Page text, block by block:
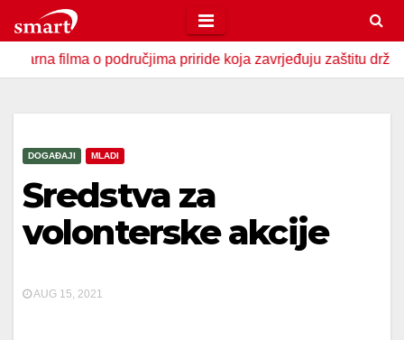
to
contento područjima priride koja zavrjeđuju zaštitu države
DOGAĐAJI MLADI
Sredstva za
volonterske akcije
AUG 15, 2021